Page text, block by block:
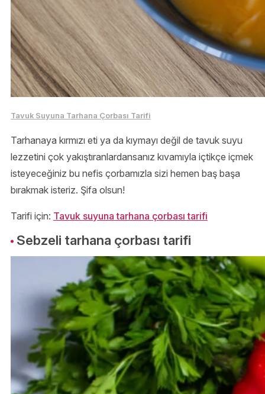
Tavuk Suyuna Tarhana Çorbası Tarifi
Tarhanaya kırmızı eti ya da kıymayı değil de tavuk suyu
lezzetini çok yakıştıranlardansanız kıvamıyla içtikçe içmek
isteyeceğiniz bu nefis çorbamızla sizi hemen baş başa
bırakmak isteriz. Şifa olsun!
Tarifi için: Tavuk suyuna tarhana çorbası tarifi
Sebzeli tarhana çorbası tarifi